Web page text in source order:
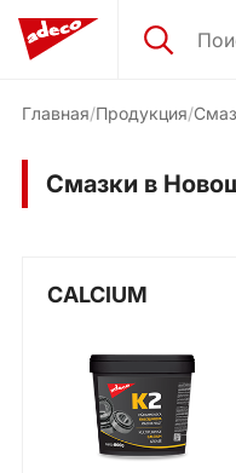
Главная Продукция
Смазки в
CALCIUM